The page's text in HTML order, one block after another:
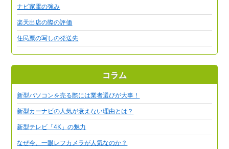
ナビ家電の強み
楽天出店の際の評価
住民票の写しの発送先
コラム
新型パソコンを売る際には業者選びが大事！
新型カーナビの人気が衰えない理由とは？
新型テレビ「4K」の魅力
なぜ今、一眼レフカメラが人気なのか？